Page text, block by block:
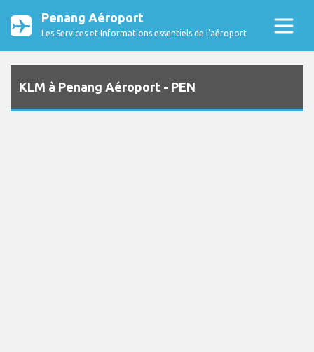
Penang Aéroport
Les Services et Informations essentiels de l’aéroport
KLM à Penang Aéroport - PEN